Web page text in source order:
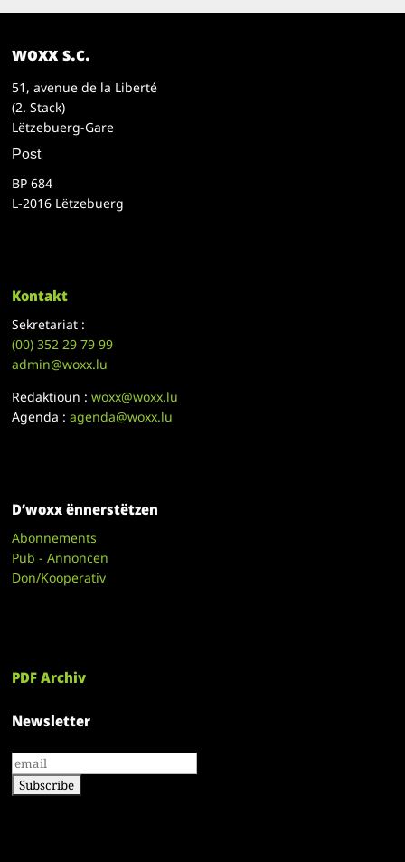
woxx s.c.
51, avenue de la Liberté
(2. Stack)
Lëtzebuerg-Gare
Post
BP 684
L-2016 Lëtzebuerg
Kontakt
Sekretariat :
(00)352 29 79 99
admin@woxx.lu
Redaktioun :woxx@woxx.lu
Agenda :agenda@woxx.lu
D’woxx ënnerstëtzen
Abonnements
Pub - Annoncen
Don/Kooperativ
PDF Archiv
Newsletter